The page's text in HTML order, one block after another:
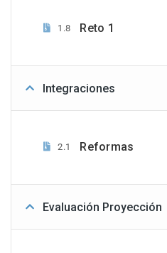
1.8 Reto 1
Integraciones
2.1 Reformas
Evaluación Proyección